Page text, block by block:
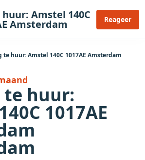
Amstel 140C
Amsterdam Reageer
te huur: Amstel 140C 1017AE Amsterdam
te huur:
1017AE